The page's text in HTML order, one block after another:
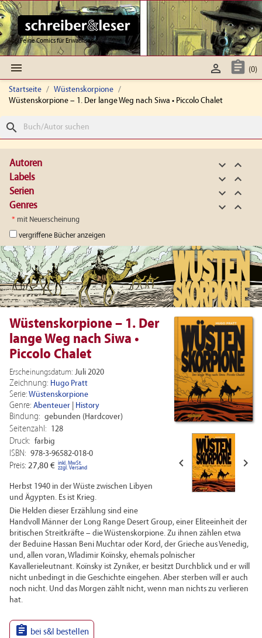
Feine Comics für Erwachsene
  (0)

Startseite
Wüstenskorpione
Wüstenskorpione – 1. Der lange Weg nach Siwa • Piccolo Chalet
search
Autoren  
Labels  
Serien  
Genres  
* mit Neuerscheinung
vergriffene Bücher anzeigen
 
Wüstenskorpione – 1. Der
lange Weg nach Siwa •
Piccolo Chalet
Erscheinungsdatum: Juli 2020
Zeichnung: Hugo Pratt
Serie: Wüstenskorpione
Genre: Abenteuer History
Bindung: gebunden (Hardcover)
Seitenzahl: 128
Druck: farbig
ISBN: 978-3-96582-018-0
Preis: 27,80 € inkl. MwSt.
zzgl. Versand
Herbst 1940 in der Wüste zwischen Libyen
und Ägypten. Es ist Krieg.
Die Helden dieser Erzählung sind eine
Handvoll Männer der Long Range Desert Group, einer Eliteeinheit der
britischen Streitkräfte – die Wüstenskorpione. Zu ihnen zählen etwa
der Beduine Hassan Beni Muchtar oder Kord, der Grieche aus Venedig,
und, allen voran, Wladimir Koïnsky, ehemals polnischer
Kavallerieleutnant. Koïnsky ist Zyniker, er besitzt Durchblick und er will
nicht unbedingt in die Geschichte eingehen. Aber sterben will er auch
noch nicht. Und das Morgen zählt nicht, wenn man nichts zu verlieren
hat.
 bei s&l bestellen